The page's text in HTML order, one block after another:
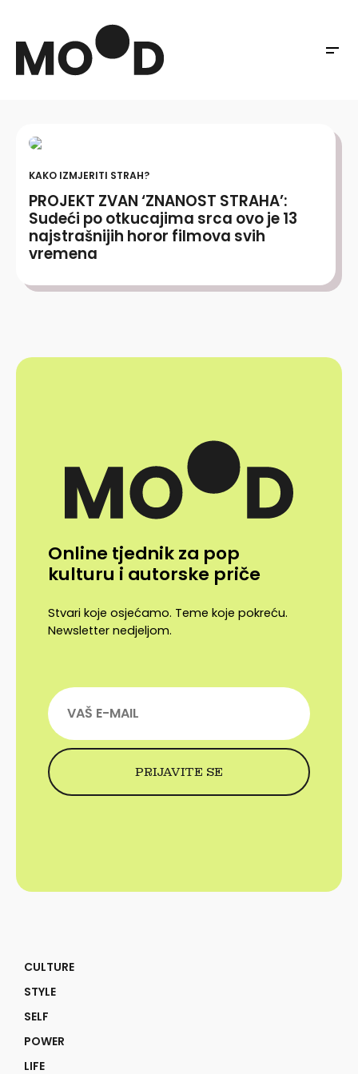
KAKO IZMJERITI STRAH?
PROJEKT ZVAN ‘ZNANOST STRAHA’:
Sudeći po otkucajima srca ovo je 13
najstrašnijih horor filmova svih
vremena
Online tjednik za pop
kulturu i autorske priče
Stvari koje osjećamo. Teme koje pokreću.
Newsletter nedjeljom.
CULTURE
STYLE
SELF
POWER
LIFE